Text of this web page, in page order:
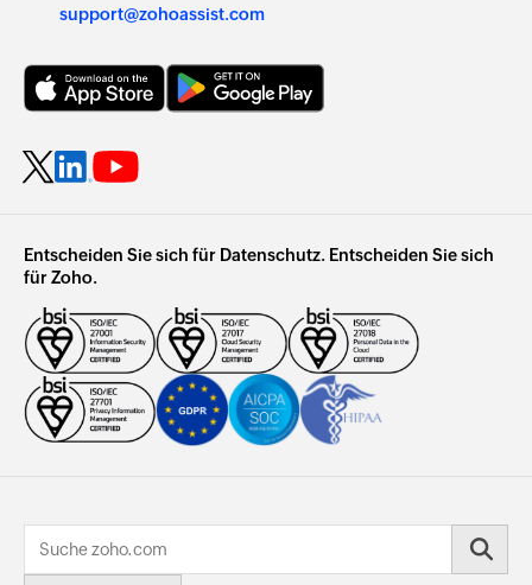
Unternehmens-Support Remote-Support für MSPs
Remote-IT-Support für Unternehmen
support@zohoassist.com
Entscheiden Sie sich für Datenschutz. Entscheiden Sie sich
für Zoho.